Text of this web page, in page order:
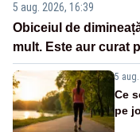
5 aug. 2026, 16:39
Obiceiul de
mult. Este aur curat
5
Ce
pe